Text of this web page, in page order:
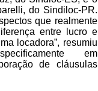
do Sindiloc-PR.
que realmente
entre lucro e
locadora”, resumiu
em
de cláusulas